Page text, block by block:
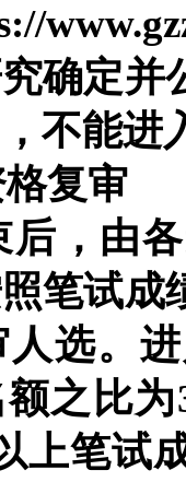
://www.
确定并
不能进
复审
后，由各
笔试成
人选。
之比为
上笔试